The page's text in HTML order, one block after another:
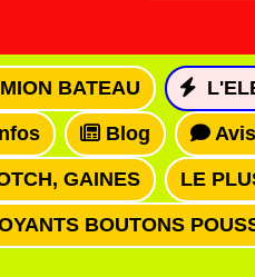
BATEAU
Blog
GAINES LE
BOUTONS